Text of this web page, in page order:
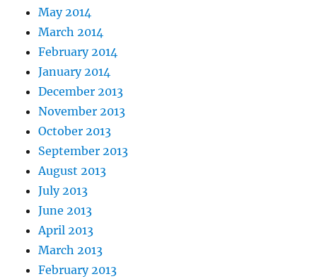
May 2014
March 2014
February 2014
January 2014
December 2013
November 2013
October 2013
September 2013
August 2013
July 2013
June 2013
April 2013
March 2013
February 2013